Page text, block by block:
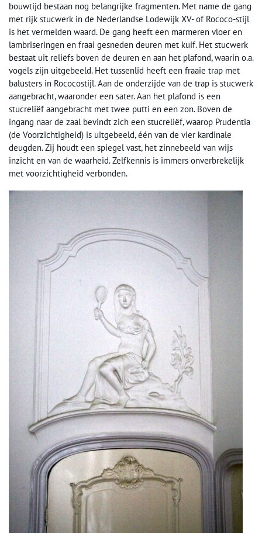
bouwtijd bestaan nog belangrijke fragmenten. Met name de gang
met rijk stucwerk in de Nederlandse Lodewijk XV- of Rococo-stijl
is het vermelden waard. De gang heeft een marmeren vloer en
lambriseringen en fraai gesneden deuren met kuif. Het stucwerk
bestaat uit reliëfs boven de deuren en aan het plafond, waarin o.a.
vogels zijn uitgebeeld. Het tussenlid heeft een fraaie trap met
balusters in Rococostijl. Aan de onderzijde van de trap is stucwerk
aangebracht, waaronder een sater. Aan het plafond is een
stucreliëf aangebracht met twee putti en een zon. Boven de
ingang naar de zaal bevindt zich een stucreliëf, waarop Prudentia
(de Voorzichtigheid) is uitgebeeld, één van de vier kardinale
deugden. Zij houdt een spiegel vast, het zinnebeeld van wijs
inzicht en van de waarheid. Zelfkennis is immers onverbrekelijk
met voorzichtigheid verbonden.